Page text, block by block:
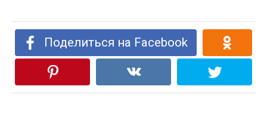
Поделиться на Facebook